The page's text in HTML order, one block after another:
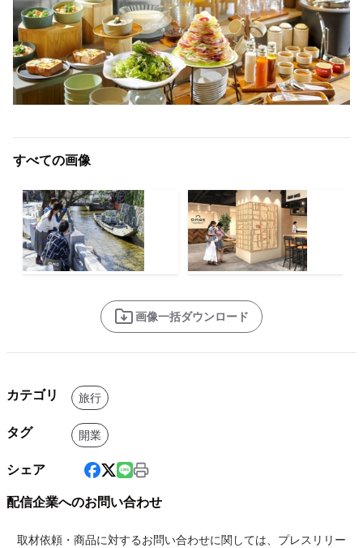
すべての画像
画像一括ダウンロード
カテゴリ 旅行
タグ 開業
シェア
配信企業へのお問い合わせ
取材依頼・商品に対するお問い合わせに関しては、プレスリリー